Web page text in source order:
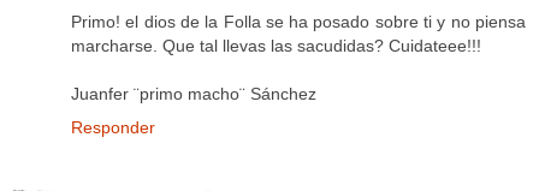
Primo! el dios de la Folla se ha posado sobre ti y no piensa
marcharse. Que tal llevas las sacudidas? Cuidateee!!!
Juanfer ¨primo macho¨ Sánchez
Responder